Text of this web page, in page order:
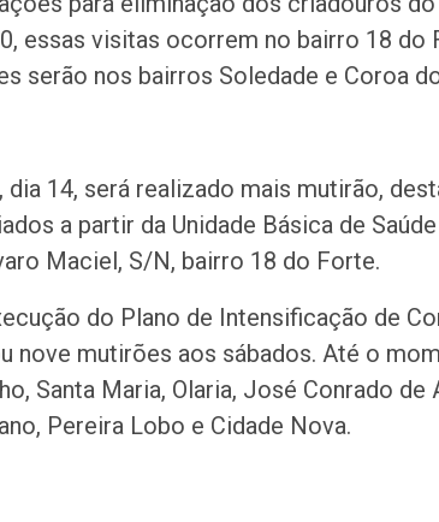
essas visitas ocorrem no bairro 18 do
serão nos bairros Soledade e Coroa
14, será realizado mais mutirão,
a partir da Unidade Básica de
Maciel, S/N, bairro 18 do Forte.
do Plano de Intensificação de
nove mutirões aos sábados. Até o
Santa Maria, Olaria, José Conrado de
Pereira Lobo e Cidade Nova.